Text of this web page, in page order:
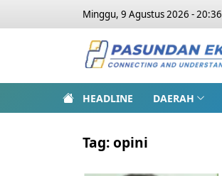
Minggu, 9 Agustus 2026 - 20:36
HEADLINE DAERAH
Tag:opini